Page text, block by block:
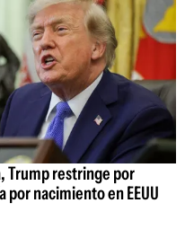
Trump restringe por
nacimiento en EEUU